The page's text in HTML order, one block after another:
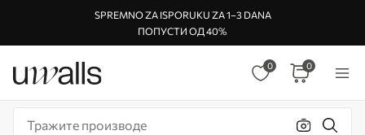
SPREMNO ZA ISPORUKU ZA 1–3 DANA
ПОПУСТИ ОД 40%
0 0